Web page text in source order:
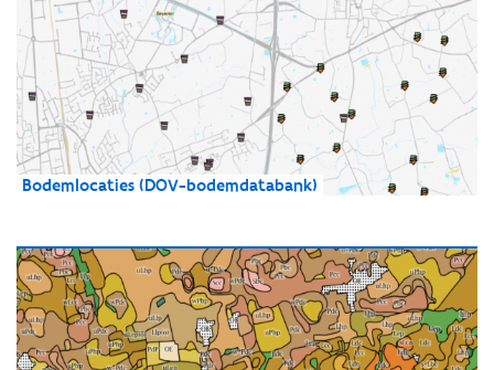
Bodemlocaties (DOV-bodemdatabank)